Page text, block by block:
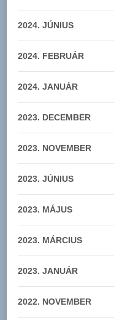
2024. JÚNIUS
2024. FEBRUÁR
2024. JANUÁR
2023. DECEMBER
2023. NOVEMBER
2023. JÚNIUS
2023. MÁJUS
2023. MÁRCIUS
2023. JANUÁR
2022. NOVEMBER